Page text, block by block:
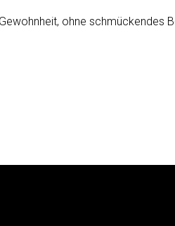
ohne